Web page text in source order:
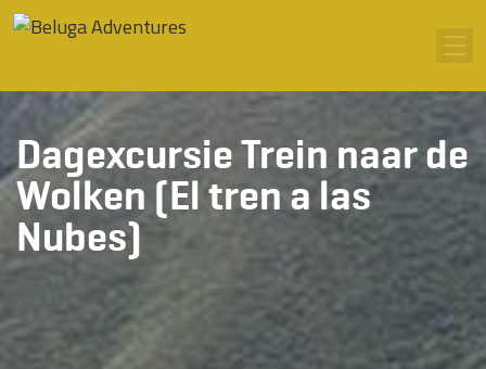
Ga naar inhoud
Dagexcursie Trein naar de
Wolken (El tren a las
Nubes)